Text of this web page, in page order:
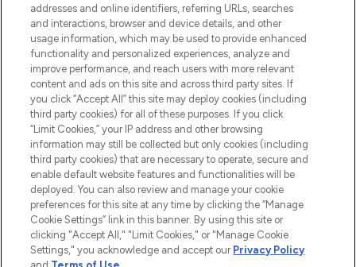
Do Not Sell or Share My Personal
Information
HILFE & INFORMATION
IMPRESSUM
ÜBER LOOKFANTASTIC
COVID-19
addresses and online identifiers, referring URLs, searches
and interactions, browser and device details, and other
usage information, which may be used to provide enhanced
functionality and personalized experiences, analyze and
improve performance, and reach users with more relevant
content and ads on this site and across third party sites. If
you click “Accept All” this site may deploy cookies (including
third party cookies) for all of these purposes. If you click
“Limit Cookies,” your IP address and other browsing
information may still be collected but only cookies (including
third party cookies) that are necessary to operate, secure and
enable default website features and functionalities will be
deployed. You can also review and manage your cookie
preferences for this site at any time by clicking the “Manage
Cookie Settings” link in this banner. By using this site or
clicking "Accept All," "Limit Cookies," or "Manage Cookie
Settings," you acknowledge and accept our Privacy Policy